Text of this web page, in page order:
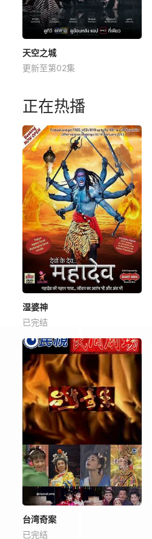
天空之城
更新至第02集
正在热播
湿婆神
已完结
台湾奇案
已完结